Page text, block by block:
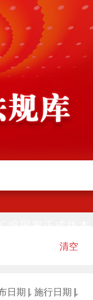
清空
日期 施行日期